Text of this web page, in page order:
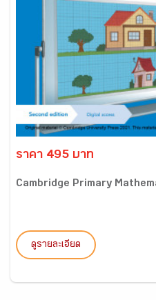
ราคา 495 บาท
Cambridge Primary
ดูรายละเอียด